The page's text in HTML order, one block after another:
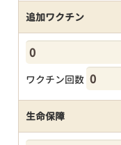
追加ワクチン
ワクチン回数
生命保障